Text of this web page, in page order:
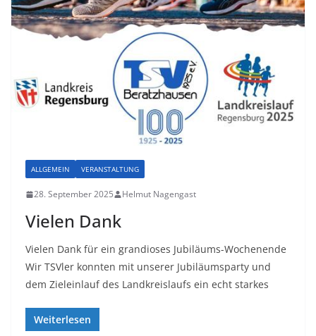
ALLGEMEIN VERANSTALTUNG
28. September 2025 Helmut Nagengast
Vielen Dank
Vielen Dank für ein grandioses Jubiläums-Wochenende
Wir TSVler konnten mit unserer Jubiläumsparty und
dem Zieleinlauf des Landkreislaufs ein echt starkes
Weiterlesen